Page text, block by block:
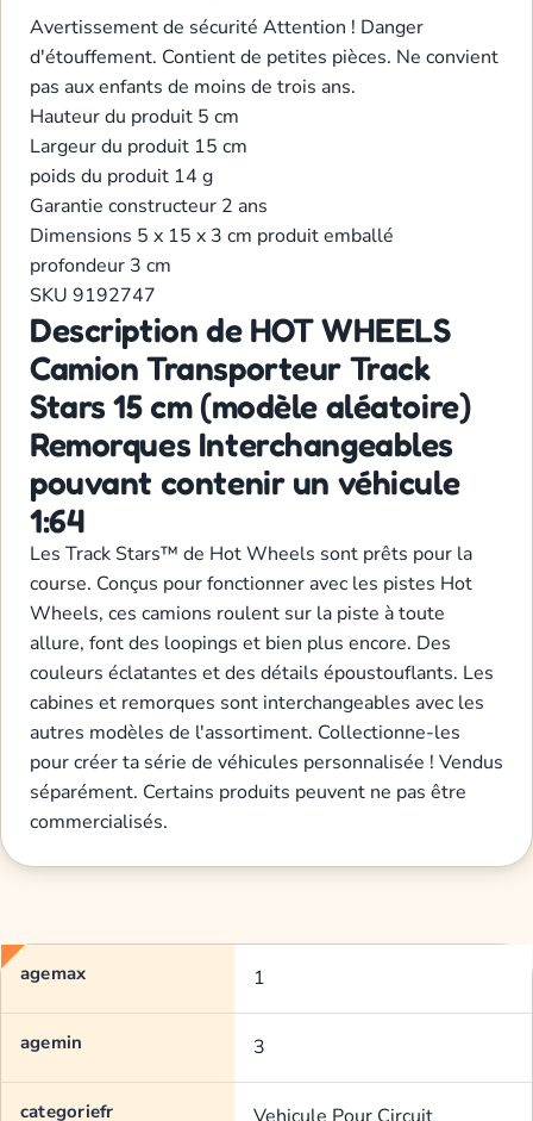
Avertissement de sécurité Attention ! Danger
d'étouffement. Contient de petites pièces. Ne convient
pas aux enfants de moins de trois ans.
Hauteur du produit 5 cm
Largeur du produit 15 cm
poids du produit 14 g
Garantie constructeur 2 ans
Dimensions 5 x 15 x 3 cm produit emballé
profondeur 3 cm
SKU 9192747
Description de HOT WHEELS
Camion Transporteur Track
Stars 15 cm (modèle aléatoire)
Remorques Interchangeables
pouvant contenir un véhicule
1:64
Les Track Stars™ de Hot Wheels sont prêts pour la
course. Conçus pour fonctionner avec les pistes Hot
Wheels, ces camions roulent sur la piste à toute
allure, font des loopings et bien plus encore. Des
couleurs éclatantes et des détails époustouflants. Les
cabines et remorques sont interchangeables avec les
autres modèles de l'assortiment. Collectionne-les
pour créer ta série de véhicules personnalisée ! Vendus
séparément. Certains produits peuvent ne pas être
commercialisés.
agemax 1
agemin 3
categoriefr